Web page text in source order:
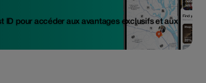
ID pour accéder aux avantages exclusifs et aux